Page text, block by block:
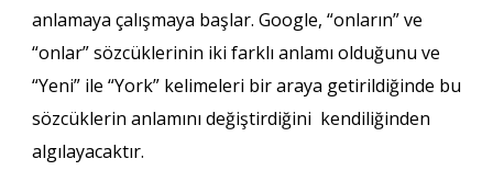
anlamaya çalışmaya başlar. Google, “onların” ve
“onlar” sözcüklerinin iki farklı anlamı olduğunu ve
“Yeni” ile “York” kelimeleri bir araya getirildiğinde bu
sözcüklerin anlamını değiştirdiğini kendiliğinden
algılayacaktır.